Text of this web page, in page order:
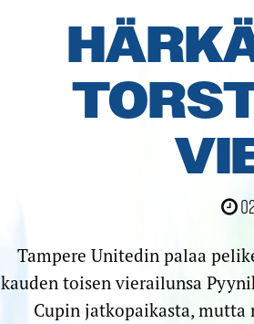
Tampere Unitedin palaa
kauden toisen vierailunsa
Cupin jatkopaikasta, mutta